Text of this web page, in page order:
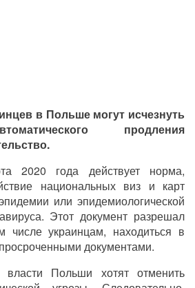
в Польше могут исчезнуть
продления
2020 года действует норма,
национальных виз и карт
или эпидемиологической
Этот документ разрешал
числе украинцам, находиться в
документами.
Польши хотят отменить